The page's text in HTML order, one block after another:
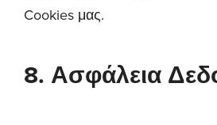
Cookies μας.
8. Ασφάλεια